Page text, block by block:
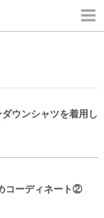
ウンシャツを着用し
コーディネート②